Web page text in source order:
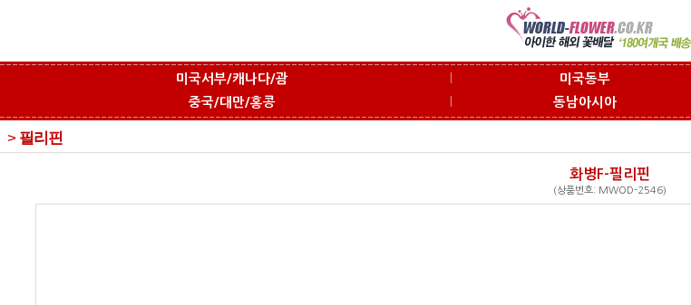
미국서부/캐나다/괌 미국동부
중국/대만/홍콩
동남아시아
> 필리핀
화병F-필리핀
(상품번호: MWOD-2546)